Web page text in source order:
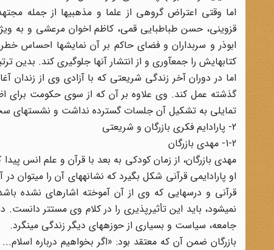
اما وقتی اعتراض گروهی از علما و مذهبیها از جمله
قزوینی، حسن طباطبایی قمی، کاظم اخوان مرعشی و به
کتابهایش را جمعآوری و از انتشار آنها جلوگیری کند. بدین ترتیب شریعتی حدود 2 سال تا آستانه
اما در دوران آخر زندگی شریعتی که با آزادی وی از
گذشته عمل کند. وی علاوه بر آن که از سوی حکومت برای
تمایلی به تشکیل آن جلسات گسترده نداشت و نشستهای
2- پارادایم فکری بازرگان و شریعتی
1-2- مهدی بازرگان
مهدی بازرگان، از زمان کودکی به بعد با قرآن و علم انس
او پارادایمی قرآنی شکل بگیرد که نشانههای آن را میتوان
قرآنی و درسهایی که وی از آن آموخته اشارهای نشده
نمیشود، باید این تأثیرپذیری را در کلام وی مستتر
جامعه، سیاست و بسیاری از حوزههای دیگر زندگی مینگرد.
بازرگان ضمن آن که معتقد بود: «اگر بخواهیم درباره